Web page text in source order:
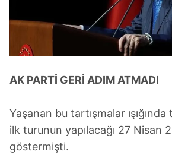
AK PARTİ GERİ ADIM ATMADI
Yaşanan bu tartışmalar
ilk turunun yapılacağı 27 Nisan
göstermişti.